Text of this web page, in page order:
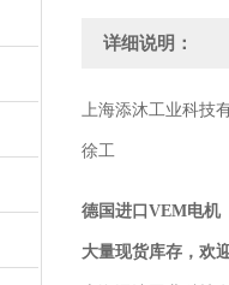
详细说明：
上海添沐工业科技
徐工
德国进口VEM电机
大量现货库存，欢